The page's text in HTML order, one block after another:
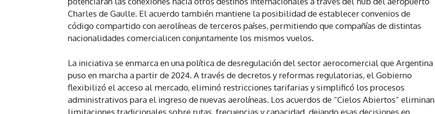
Charles de Gaulle. El acuerdo también mantiene la posibilidad de establecer convenios de
código compartido con aerolíneas de terceros países, permitiendo que compañías de distintas
nacionalidades comercialicen conjuntamente los mismos vuelos.
La iniciativa se enmarca en una política de desregulación del sector aerocomercial que Argentina
puso en marcha a partir de 2024. A través de decretos y reformas regulatorias, el Gobierno
flexibilizó el acceso al mercado, eliminó restricciones tarifarias y simplificó los procesos
administrativos para el ingreso de nuevas aerolíneas. Los acuerdos de “Cielos Abiertos” eliminan
limitaciones tradicionales sobre rutas, frecuencias y capacidad, dejando esas decisiones en